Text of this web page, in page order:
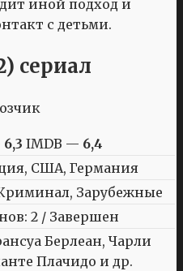
иной подход и
с детьми.
сериал
6,3 IMDB — 6,4
США, Германия
Зарубежные
2 / Завершен
Берлеан, Чарли
Плачидо и др.